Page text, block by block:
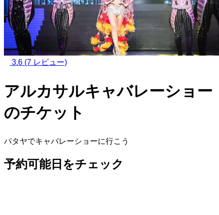
3.6 (7 レビュー)
アルカサルキャバレーショー
のチケット
パタヤでキャバレーショーに行こう
予約可能日をチェック